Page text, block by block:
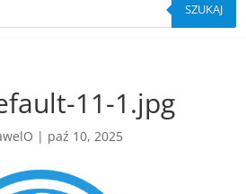
SZUKAJ
11-1.jpg
| paź 10, 2025